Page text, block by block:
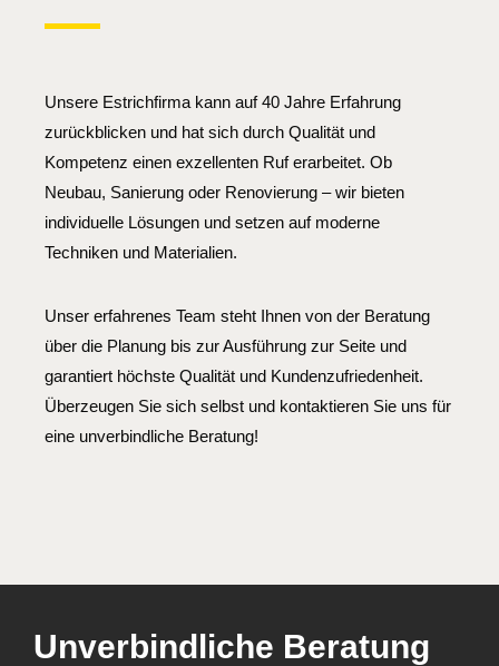
Unsere Estrichfirma kann auf 40 Jahre Erfahrung
zurückblicken und hat sich durch Qualität und
Kompetenz einen exzellenten Ruf erarbeitet. Ob
Neubau, Sanierung oder Renovierung – wir bieten
individuelle Lösungen und setzen auf moderne
Techniken und Materialien.
Unser erfahrenes Team steht Ihnen von der Beratung
über die Planung bis zur Ausführung zur Seite und
garantiert höchste Qualität und Kundenzufriedenheit.
Überzeugen Sie sich selbst und kontaktieren Sie uns für
eine unverbindliche Beratung!
Unverbindliche Beratung